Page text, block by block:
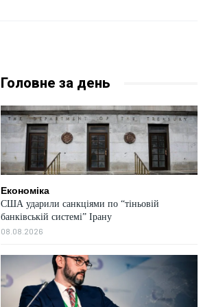
Головне за день
Економіка
США ударили санкціями по “тіньовій
банківській системі” Ірану
08.08.2026